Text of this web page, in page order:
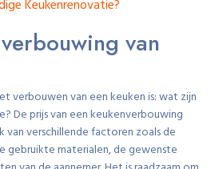
Keukenrenovatie?
van
verbouwen van een keuken is: wat zijn
De prijs van een keukenverbouwing
van verschillende factoren zoals de
gebruikte materialen, de gewenste